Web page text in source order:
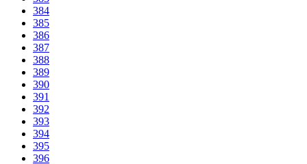
384
385
386
387
388
389
390
391
392
393
394
395
396